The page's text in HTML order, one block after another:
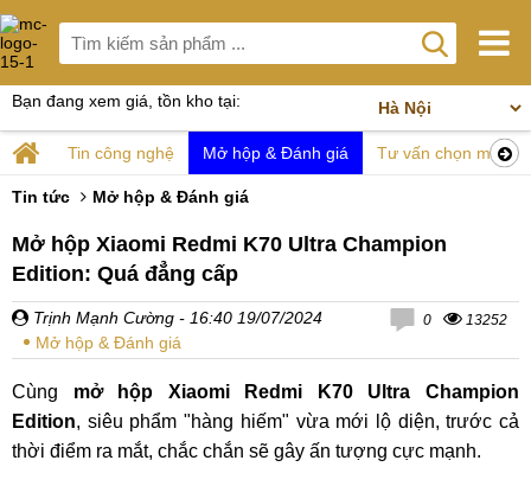
Bạn đang xem giá, tồn kho tại:
Tin công nghệ Mở hộp & Đánh giá Tư vấn chọn mua
Tin tức Mở hộp & Đánh giá
Mở hộp Xiaomi Redmi K70 Ultra Champion
Edition: Quá đẳng cấp
Trịnh Mạnh Cường - 16:40 19/07/2024
Mở hộp & Đánh giá
0 13252
Cùng mở hộp Xiaomi Redmi K70 Ultra Champion
Edition, siêu phẩm "hàng hiếm" vừa mới lộ diện, trước cả
thời điểm ra mắt, chắc chắn sẽ gây ấn tượng cực mạnh.